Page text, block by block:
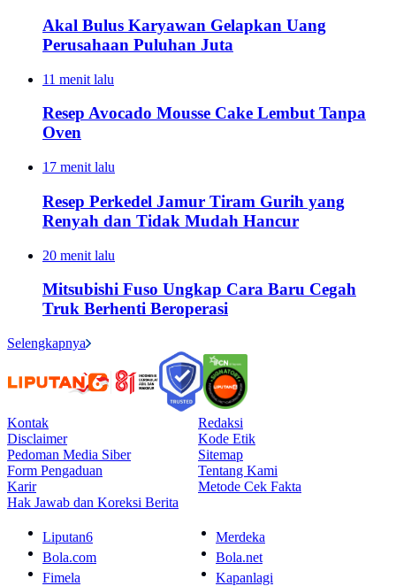
Akal Bulus Karyawan Gelapkan Uang
Perusahaan Puluhan Juta
11 menit lalu
Resep Avocado Mousse Cake Lembut Tanpa
Oven
17 menit lalu
Resep Perkedel Jamur Tiram Gurih yang
Renyah dan Tidak Mudah Hancur
20 menit lalu
Mitsubishi Fuso Ungkap Cara Baru Cegah
Truk Berhenti Beroperasi
Selengkapnya
Kontak
Redaksi
Disclaimer
Kode Etik
Pedoman Media Siber
Sitemap
Form Pengaduan
Tentang Kami
Karir
Metode Cek Fakta
Hak Jawab dan Koreksi Berita
Liputan6
Merdeka
Bola.com
Bola.net
Fimela
Kapanlagi